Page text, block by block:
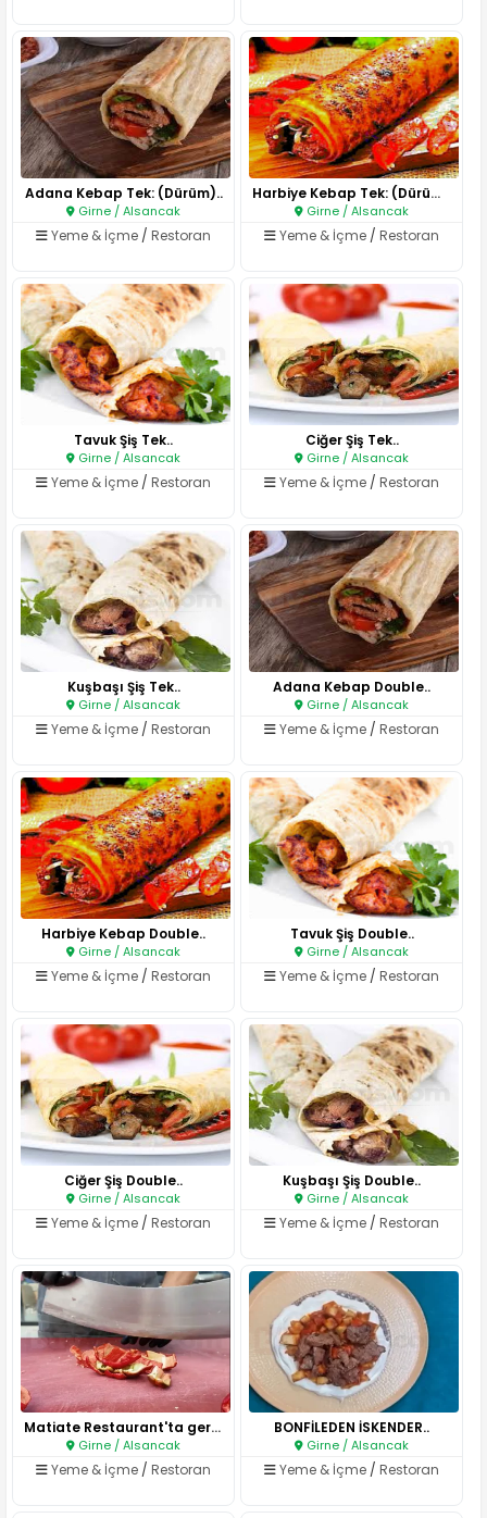
Adana Kebap Tek: (Dürüm)..
Girne / Alsancak
Yeme & İçme / Restoran
Harbiye Kebap Tek: (Dürüm)..
Girne / Alsancak
Yeme & İçme /Restoran
Tavuk Şiş Tek..
Girne / Alsancak
Yeme & İçme / Restoran
Ciğer Şiş Tek..
Girne / Alsancak
Yeme & İçme /Restoran
Kuşbaşı Şiş Tek..
Girne / Alsancak
Yeme & İçme / Restoran
Adana Kebap Double..
Girne / Alsancak
Yeme & İçme /Restoran
Harbiye Kebap Double..
Girne / Alsancak
Yeme & İçme / Restoran
Tavuk Şiş Double..
Girne / Alsancak
Yeme & İçme /Restoran
Ciğer Şiş Double..
Girne / Alsancak
Yeme & İçme / Restoran
Kuşbaşı Şiş Double..
Girne / Alsancak
Yeme & İçme /Restoran
Matiate Restaurant'ta gerçek A..
Girne / Alsancak
Yeme & İçme / Restoran
BONFİLEDEN İSKENDER..
Girne / Alsancak
Yeme & İçme /Restoran